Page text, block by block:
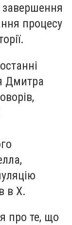
завершення
процесу
Дмитра
,
в X.
про те, що